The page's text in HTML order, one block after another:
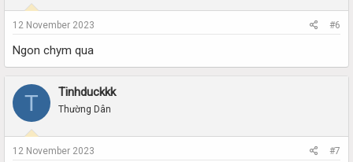
12 November 2023 #6
Ngon chym qua
T Tinhduckkk
Thường Dân
12 November 2023 #7